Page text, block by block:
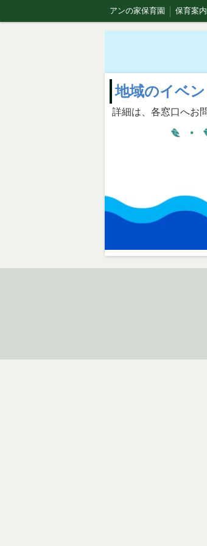
アンの家保育園 保育案内
地域のイベ
詳細は、各窓口へお